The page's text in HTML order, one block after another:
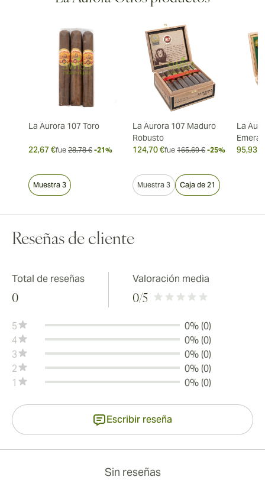
La Aurora 107 Toro
22,67 €fue 28,78 € -21%
Muestra 3
La Aurora 107 Maduro
Robusto
124,70 €fue 165,69 € -25%
Muestra 3 Caja de 21
La
95,93 €
Reseñas de cliente
Total de reseñas
0
Valoración media
0/5
5
0% (0)
4
0% (0)
3
0% (0)
2
0% (0)
1
0% (0)
Escribir reseña
Sin reseñas